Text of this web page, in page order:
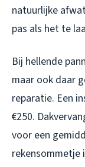
natuurlijke
pas als het te
Bij hellende
maar ook daar
reparatie. Een
€250.
voor een
rekensommetje